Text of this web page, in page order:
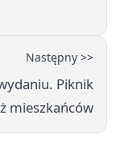
Następny >>
Piknik
mieszkańców